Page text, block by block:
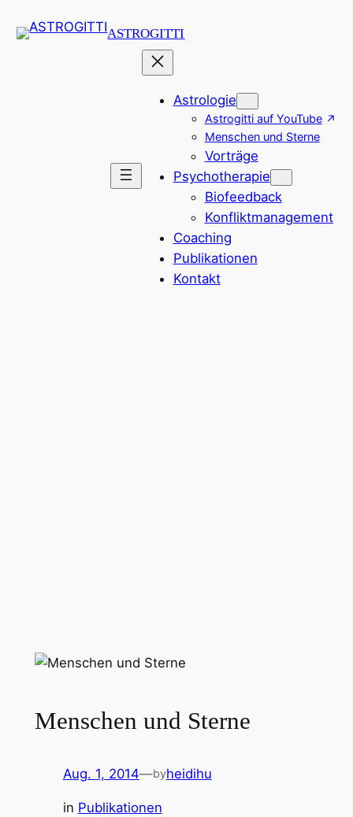
Inhalt
ASTROGITTI
Astrologie
Astrogitti auf YouTube
Menschen und Sterne
Vorträge
Psychotherapie
Biofeedback
Konfliktmanagement
Coaching
Publikationen
Kontakt
Menschen und Sterne
Aug. 1, 2014—byheidihu
in Publikationen